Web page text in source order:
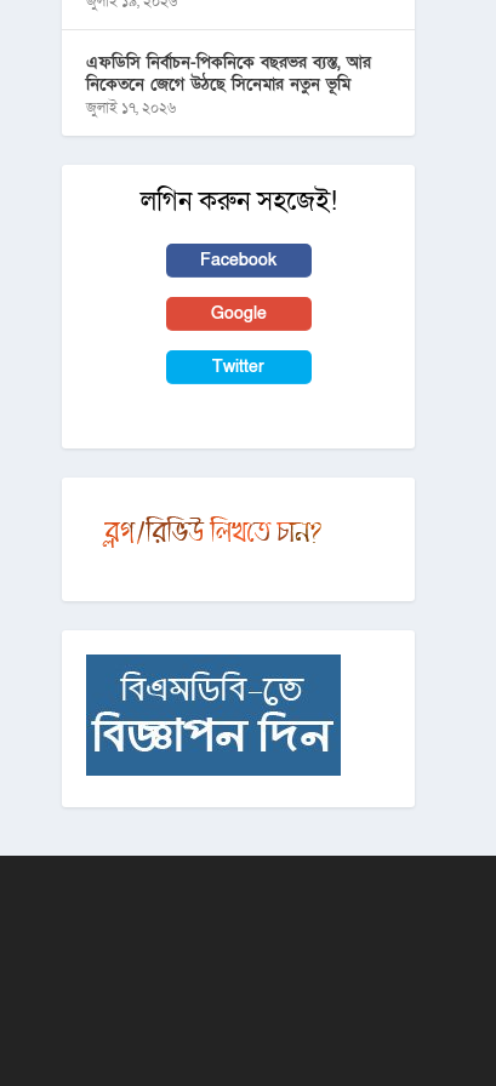
এফডিসি নির্বাচন-পিকনিকে বছরভর ব্যস্ত, আর
নিকেতনে জেগে উঠছে সিনেমার নতুন ভূমি
জুলাই ১৭, ২০২৬
লগিন করুন সহজেই!
Facebook
Google
Twitter